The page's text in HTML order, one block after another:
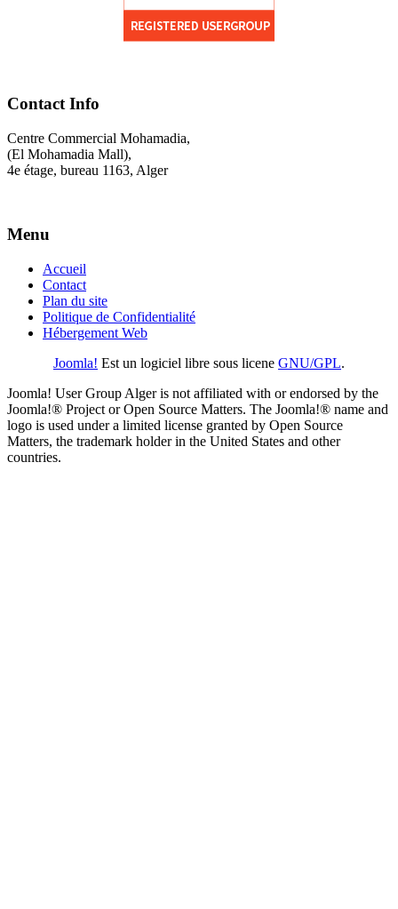
Contact Info
Centre Commercial Mohamadia,
(El Mohamadia Mall),
4e étage, bureau 1163, Alger
Menu
Accueil
Contact
Plan du site
Politique de Confidentialité
Hébergement Web
Joomla! Est un logiciel libre sous licene GNU/GPL.
Joomla! User Group Alger is not affiliated with or endorsed by the
Joomla!® Project or Open Source Matters. The Joomla!® name and
logo is used under a limited license granted by Open Source
Matters, the trademark holder in the United States and other
countries.